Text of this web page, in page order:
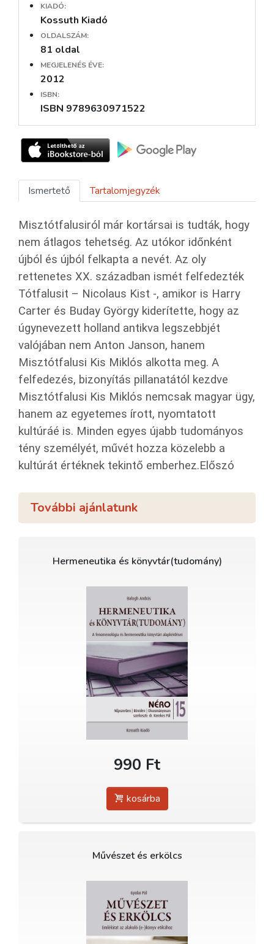
KIADÓ:
Kossuth Kiadó
OLDALSZÁM:
81 oldal
MEGJELENÉS ÉVE:
2012
ISBN:
ISBN 9789630971522
Ismertető Tartalomjegyzék
Misztótfalusiról már kortársai is tudták, hogy
nem átlagos tehetség. Az utókor időnként
újból és újból felkapta a nevét. Az oly
rettenetes XX. században ismét felfedezték
Tótfalusit – Nicolaus Kist -, amikor is Harry
Carter és Buday György kiderítette, hogy az
úgynevezett holland antikva legszebbjét
valójában nem Anton Janson, hanem
Misztótfalusi Kis Miklós alkotta meg. A
felfedezés, bizonyítás pillanatától kezdve
Misztótfalusi Kis Miklós nemcsak magyar ügy,
hanem az egyetemes írott, nyomtatott
kultúráé is. Minden egyes újabb tudományos
tény személyét, művét hozza közelebb a
kultúrát értéknek tekintő emberhez.Előszó
További ajánlatunk
Hermeneutika és könyvtár(tudomány)
990 Ft
kosárba
Művészet és erkölcs